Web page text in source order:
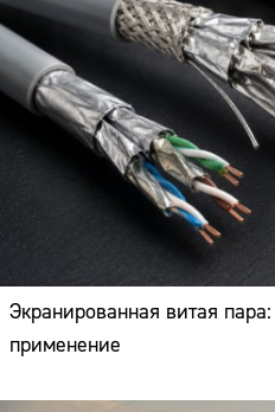
Экранированная витая
применение